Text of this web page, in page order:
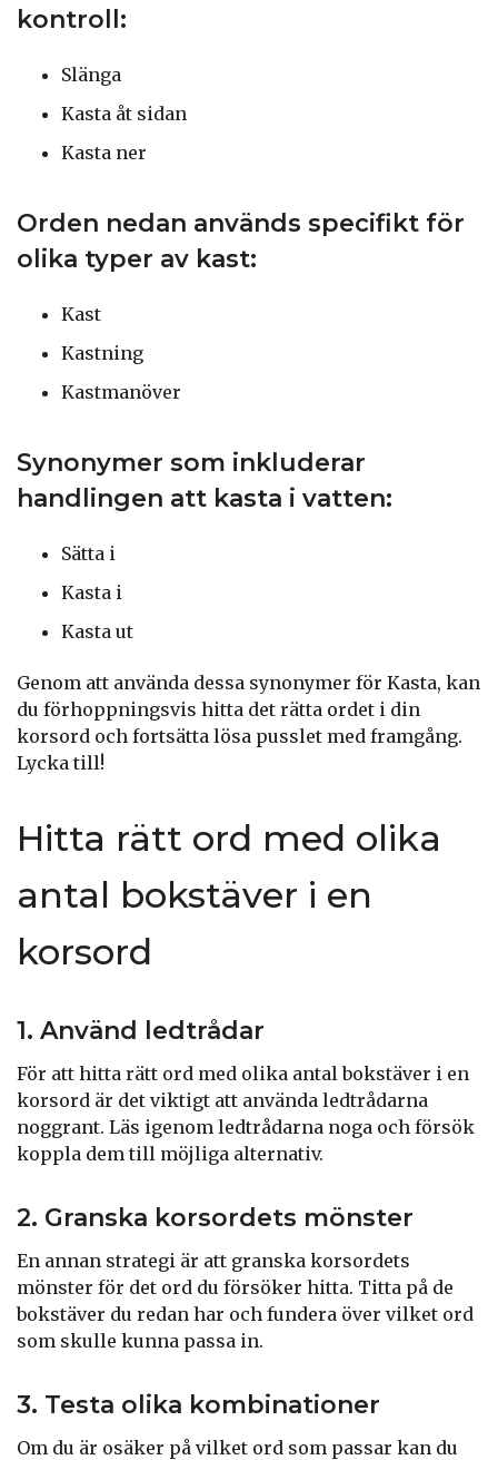
kontroll:
Slänga
Kasta åt sidan
Kasta ner
Orden nedan används specifikt för
olika typer av kast:
Kast
Kastning
Kastmanöver
Synonymer som inkluderar
handlingen att kasta i vatten:
Sätta i
Kasta i
Kasta ut
Genom att använda dessa synonymer för Kasta, kan
du förhoppningsvis hitta det rätta ordet i din
korsord och fortsätta lösa pusslet med framgång.
Lycka till!
Hitta rätt ord med olika
antal bokstäver i en
korsord
1. Använd ledtrådar
För att hitta rätt ord med olika antal bokstäver i en
korsord är det viktigt att använda ledtrådarna
noggrant. Läs igenom ledtrådarna noga och försök
koppla dem till möjliga alternativ.
2. Granska korsordets mönster
En annan strategi är att granska korsordets
mönster för det ord du försöker hitta. Titta på de
bokstäver du redan har och fundera över vilket ord
som skulle kunna passa in.
3. Testa olika kombinationer
Om du är osäker på vilket ord som passar kan du